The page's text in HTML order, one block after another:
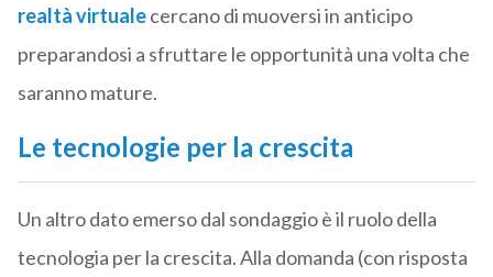
realtà virtualecercano di muoversi in anticipo
preparandosi a sfruttare le opportunità una volta che
saranno mature.
Le tecnologie per la crescita
Un altro dato emerso dal sondaggio è il ruolo della
tecnologia per la crescita. Alla domanda (con risposta